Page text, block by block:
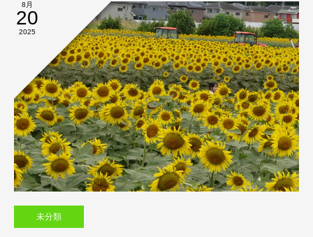
8月
20
2025
未分類